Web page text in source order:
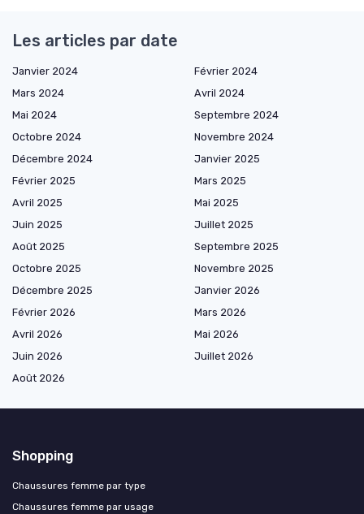
Les articles par date
Janvier 2024
Février 2024
Mars 2024
Avril 2024
Mai 2024
Septembre 2024
Octobre 2024
Novembre 2024
Décembre 2024
Janvier 2025
Février 2025
Mars 2025
Avril 2025
Mai 2025
Juin 2025
Juillet 2025
Août 2025
Septembre 2025
Octobre 2025
Novembre 2025
Décembre 2025
Janvier 2026
Février 2026
Mars 2026
Avril 2026
Mai 2026
Juin 2026
Juillet 2026
Août 2026
Shopping
Chaussures femme par type
Chaussures femme par usage